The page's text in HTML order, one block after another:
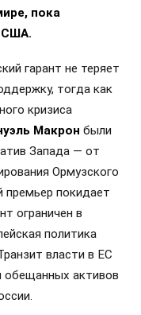
пока
США.
гарант не теряет
тогда как
кризиса
Макрон были
Запада — от
Ормузского
премьер покидает
ограничен в
политика
власти в ЕС
обещанных активов